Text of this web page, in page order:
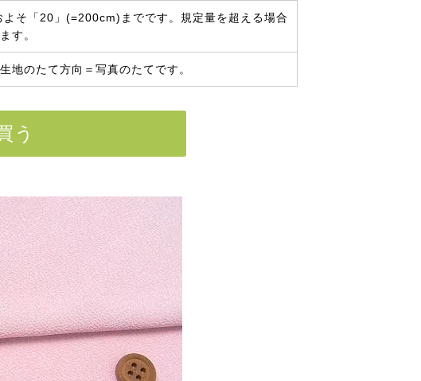
そ「20」(=200cm)までです。規定量を超える場合
す。
地のたて方向＝写真のたてです。
う